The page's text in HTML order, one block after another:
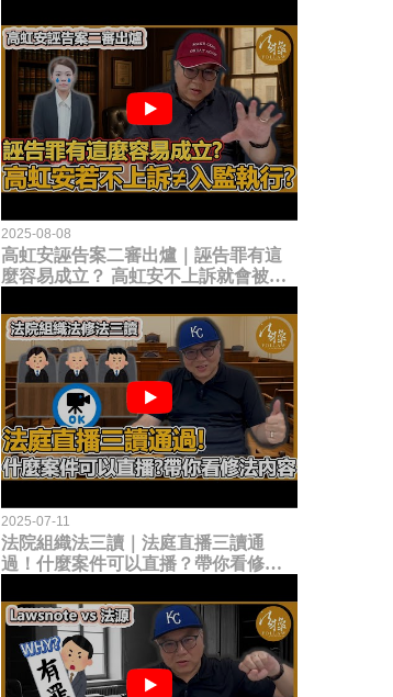
2025-08-08
高虹安誣告案二審出爐｜誣告罪有這
麼容易成立？ 高虹安不上訴就會被
2025-07-11
法院組織法三讀｜法庭直播三讀通
過！什麼案件可以直播？帶你看修法